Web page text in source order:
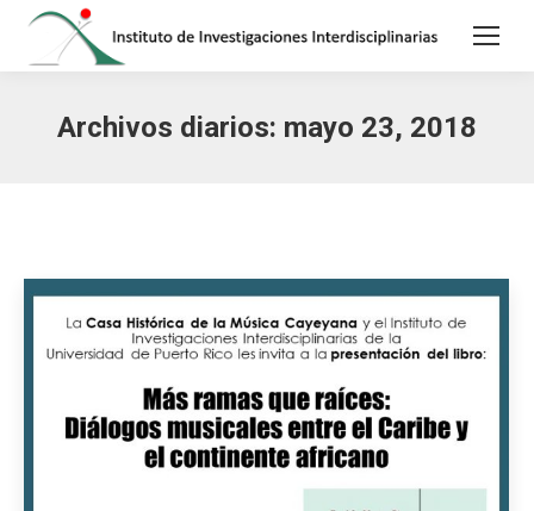
Archivos diarios: mayo 23, 2018